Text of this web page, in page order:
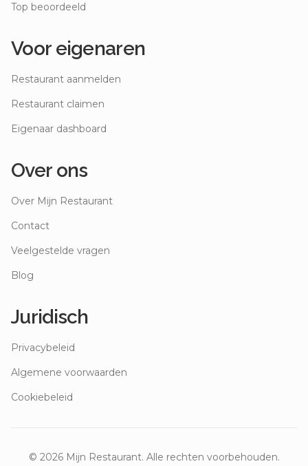
Top beoordeeld
Voor eigenaren
Restaurant aanmelden
Restaurant claimen
Eigenaar dashboard
Over ons
Over Mijn Restaurant
Contact
Veelgestelde vragen
Blog
Juridisch
Privacybeleid
Algemene voorwaarden
Cookiebeleid
© 2026Mijn Restaurant. Alle rechten voorbehouden.